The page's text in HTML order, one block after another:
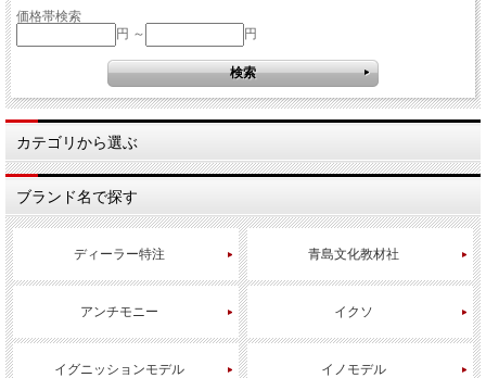
価格帯検索
円 ～
円
カテゴリから選ぶ
ブランド名で探す
ディーラー特注 青島文化教材社
アンチモニー イクソ
イグニッションモデル イノモデル